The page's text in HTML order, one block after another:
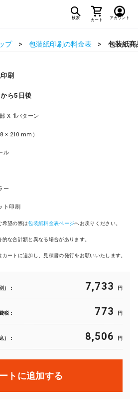
検索 カート アカウント
プ 包装紙印刷の料金表 包装紙商
刷
ら5日後
部 X 1パターン
× 210 mm）
ル
ー
ト印刷
希望の際は包装紙料金表ページへお戻りください。
な合計額と異なる場合があります。
ートに追加し、見積書の発行をお願いいたします。
）： 7,733 円
税： 773 円
）： 8,506 円
トに追加する